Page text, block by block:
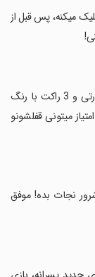
میکنه، پس قبل از
‏تو بازی 4 مدل تانک با رنگ های زرد، سبز، آبی و صورتی و 3 راکت با رنگ
میتونی قفلشونو
نجات بده! موفق